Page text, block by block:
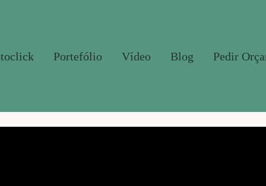
Portefólio Vídeo Blog Pedir